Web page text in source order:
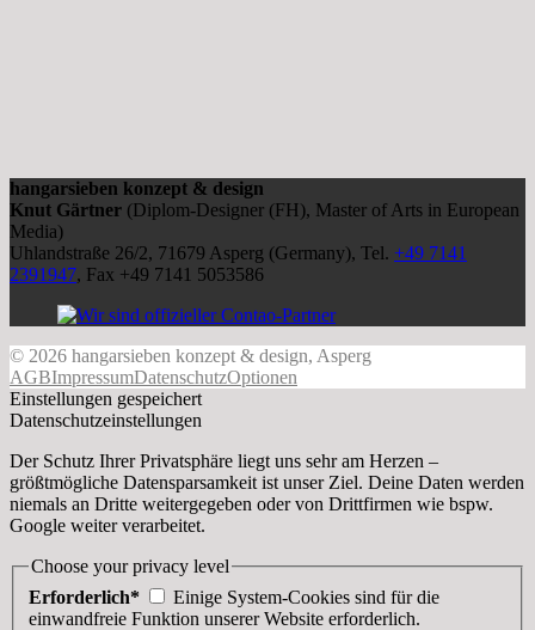
hangarsieben konzept & design
Knut Gärtner (Diplom-Designer (FH), Master of Arts in European
Media)
Uhlandstraße 26/2, 71679 Asperg (Germany), Tel. +49 7141
2391947, Fax +49 7141 5053586
© 2026 hangarsieben konzept & design, Asperg
AGBImpressumDatenschutzOptionen
Einstellungen gespeichert
Datenschutzeinstellungen
Der Schutz Ihrer Privatsphäre liegt uns sehr am Herzen –
größtmögliche Datensparsamkeit ist unser Ziel. Deine Daten werden
niemals an Dritte weitergegeben oder von Drittfirmen wie bspw.
Google weiter verarbeitet.
Choose your privacy level
Erforderlich*
Einige System-Cookies sind für die
einwandfreie Funktion unserer Website erforderlich.